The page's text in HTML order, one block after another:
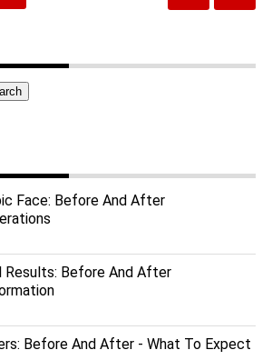
Face: Before And After
Results: Before And After
Before And After - What To Expect